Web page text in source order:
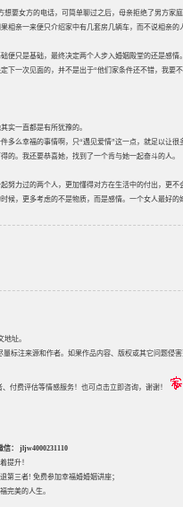
要女方的电话，可简单聊过之后，母亲拒绝了男方家
相亲一来便只介绍家中有几套房几辆车，而不说相亲
便只是基础，最终决定两个人步入婚姻殿堂的还是感情。
下一次见面的，并不是出于“他们家条件还不错，我
实一直都是有所犹豫的。
么幸福的事情啊，只“遇见爱情”这一点，就足以让很
的。我还要恭喜她，找到了一个肯与她一起奋斗的人。
力过的两个人，更加懂得对方在生活中的付出，更不
，更多考虑的不是物质，而是感情。一个女人最好
址。
标注来源和作者。如果作品内容、版权或其它问题侵
付费评估等情感服务！也可点击立即咨询，谢谢！
信： jljw4000231110
提升！
第三者! 免费参加幸福婚婚姻讲座；
完美的人生。